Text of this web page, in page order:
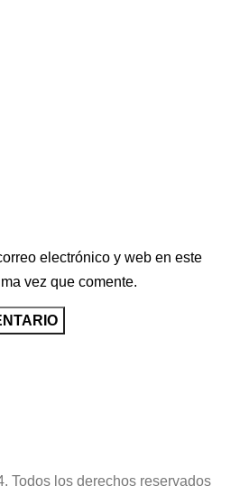
electrónico y web en este
vez que comente.
Todos los derechos reservados